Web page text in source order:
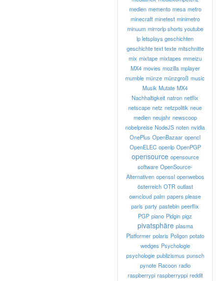
medien memento mesa metro
minecraft minetest minimetro
minuum mirrorlp shorts youtube
lp letsplays geschichten
geschichte text texte mitschnitte
mix mixtape mixtapes mmeizu
MX4 movies mozilla mplayer
mumble münze münzgroß music
Musik Mutate MX4
Nachhaltigkeit natron netflix
netscape netz netzpolitik neue
medien neujahr newscoop
nobelpreise NodeJS noten nvidia
OnePlus OpenBazaar opencl
OpenELEC openlp OpenPGP
opensource opensource
software OpenSource-
Alternativen openssl openwebos
österreich OTR outlast
owncloud palm papers please
paris party pastebin peerflix
PGP piano Pidgin pigz
pivatsphäre plasma
Platformer polaris Poligon potato
wedges Psychologie
psychologie publizismus punsch
pynote Racoon radio
raspberrypi raspberryppi reddit